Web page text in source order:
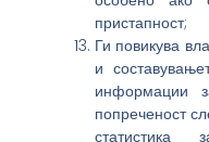
пристапност;
Ги повикува
и
информации
попреченост